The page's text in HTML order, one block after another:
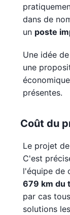
dans de
un poste
Une idée
une
présentes.
Coût du
Le projet
C'est
l'équipe de
679 km du
par cas
solutions